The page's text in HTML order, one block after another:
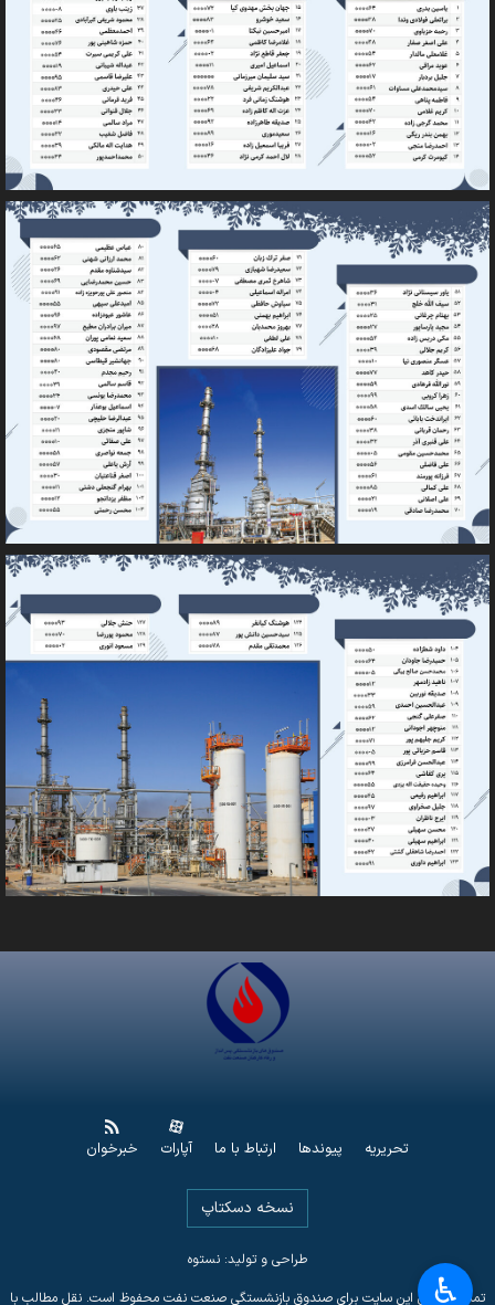
تحریریه پیوندها ارتباط با ما آپارات خبرخوان
نسخه دسکتاپ
طراحی و تولید: نستوه
تمامی حقوق این سایت برای صندوق بازنشستگی صنعت نفت محفوظ است. نقل مطالب با
♿︎